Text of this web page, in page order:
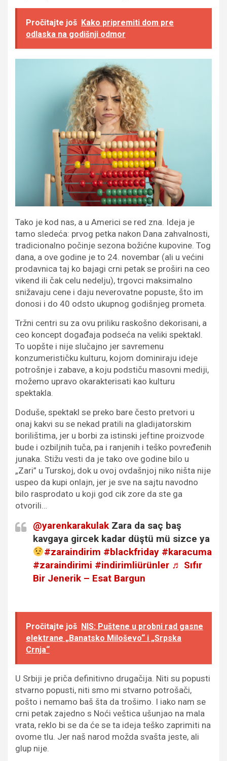
Pročitajte još Kako pripremiti dom pre
odlaska na godišnji odmor
Tako je kod nas, a u Americi se red zna. Ideja je
tamo sledeća: prvog petka nakon Dana zahvalnosti,
tradicionalno počinje sezona božićne kupovine. Tog
dana, a ove godine je to 24. novembar (ali u većini
prodavnica taj ko bajagi crni petak se proširi na ceo
vikend ili čak celu nedelju), trgovci maksimalno
snižavaju cene i daju neverovatne popuste, što im
donosi i do 40 odsto ukupnog godišnjeg prometa.
Tržni centri su za ovu priliku raskošno dekorisani, a
ceo koncept događaja podseća na veliki spektakl.
To uopšte i nije slučajno jer savremenu
konzumerističku kulturu, kojom dominiraju ideje
potrošnje i zabave, a koju podstiču masovni mediji,
možemo upravo okarakterisati kao kulturu
spektakla.
Doduše, spektakl se preko bare često pretvori u
onaj kakvi su se nekad pratili na gladijatorskim
borilištima, jer u borbi za istinski jeftine proizvode
bude i ozbiljnih tuča, pa i ranjenih i teško povređenih
junaka. Stižu vesti da je tako ove godine bilo u
„Zari” u Turskoj, dok u ovoj ovdašnjoj niko ništa nije
uspeo da kupi onlajn, jer je sve na sajtu navodno
bilo rasprodato u koji god cik zore da ste ga
otvorili…
@yarenkarakulak Zara da saç baş
kavgaya gircek kadar düştü mü sizce ya
#zaraindirim #blackfriday #karacuma
#zaraindirimi #indirimliürünler ♬ Sıfır
Bir Jenerik – Esat Bargun
Pročitajte još NIS: Puštene u probni rad gasne
elektrane „Banatsko Miloševo“ i „Srpska
Crnja“
U Srbiji je priča definitivno drugačija. Niti su popusti
stvarno popusti, niti smo mi stvarno potrošači,
pošto i nemamo baš šta da trošimo. I iako nam se
crni petak zajedno s Noći veštica ušunjao na mala
vrata, reklo bi se da će se ta ideja teško zaprimiti na
ovome tlu. Jer naš narod možda svašta jeste, ali
glup nije.